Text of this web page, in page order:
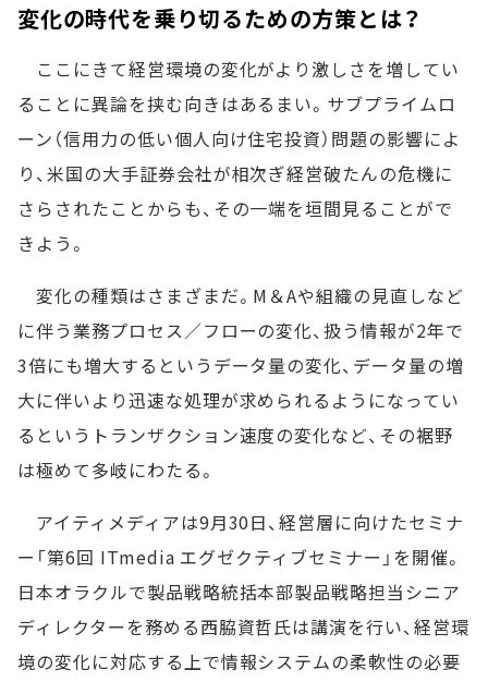
変化の時代を乗り切るための方策とは？
ここにきて経営環境の変化がより激しさを増してい
ることに異論を挟む向きはあるまい。サブプライムロ
ーン（信用力の低い個人向け住宅投資）問題の影響によ
り、米国の大手証券会社が相次ぎ経営破たんの危機に
さらされたことからも、その一端を垣間見ることがで
きよう。
変化の種類はさまざまだ。M＆Aや組織の見直しなど
に伴う業務プロセス／フローの変化、扱う情報が2年で
3倍にも増大するというデータ量の変化、データ量の増
大に伴いより迅速な処理が求められるようになってい
るというトランザクション速度の変化など、その裾野
は極めて多岐にわたる。
アイティメディアは9月30日、経営層に向けたセミナ
ー「第6回 ITmedia エグゼクティブセミナー」を開催。
日本オラクルで製品戦略統括本部製品戦略担当シニア
ディレクターを務める西脇資哲氏は講演を行い、経営環
境の変化に対応する上で情報システムの柔軟性の必要